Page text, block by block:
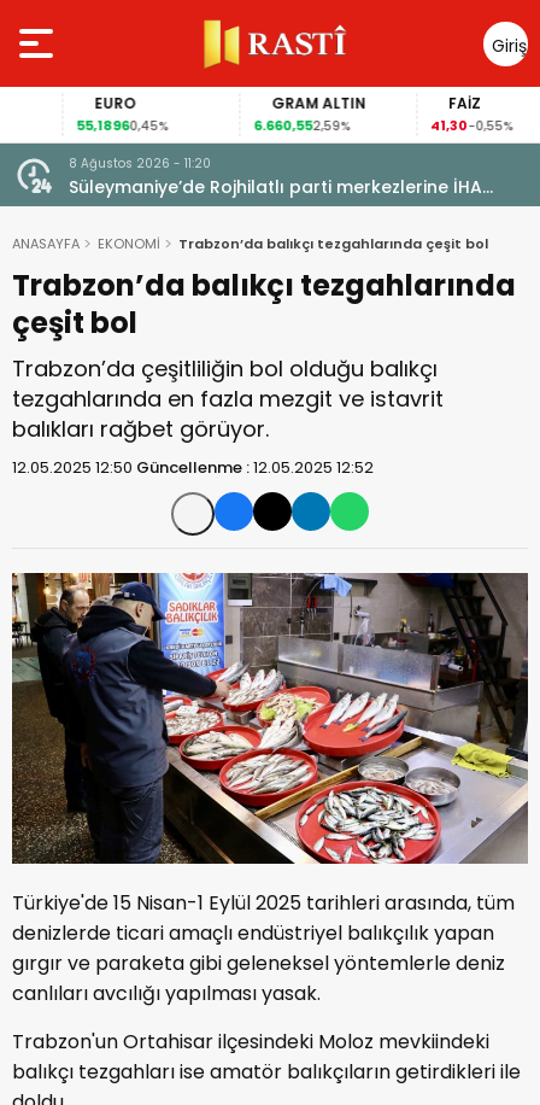
Giriş
Yap
55,18960,45%
GRAM ALTIN
6.660,552,59% -0,55%
8 Ağustos 2026 - 11:20
Süleymaniye’de Rojhilatlı parti merkezlerine İHA
saldırısı
ANASAYFA EKONOMİ Trabzon’da balıkçı tezgahlarında çeşit bol
Trabzon’da balıkçı tezgahlarında
çeşit bol
Trabzon’da çeşitliliğin bol olduğu balıkçı
tezgahlarında en fazla mezgit ve istavrit
balıkları rağbet görüyor.
12.05.2025 12:50 Güncellenme :12.05.2025 12:52
Türkiye'de 15 Nisan-1 Eylül 2025 tarihleri arasında, tüm
denizlerde ticari amaçlı endüstriyel balıkçılık yapan
gırgır ve paraketa gibi geleneksel yöntemlerle deniz
canlıları avcılığı yapılması yasak.
Trabzon'un Ortahisar ilçesindeki Moloz mevkiindeki
balıkçı tezgahları ise amatör balıkçıların getirdikleri ile